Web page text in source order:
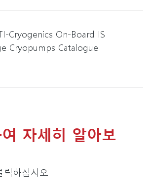
Cryogenics On-Board IS
Cryopumps Catalogue
자세히 알아보
릭하십시오